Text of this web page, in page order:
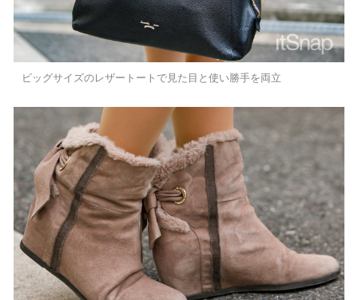
ビッグサイズのレザートートで見た目と使い勝手を両立